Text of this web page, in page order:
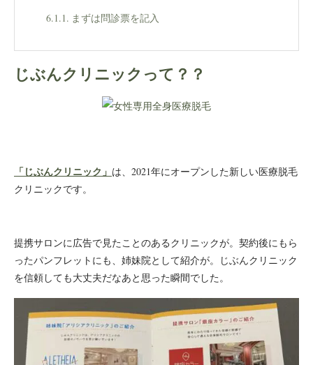
まずは問診票を記入
テスト照射の同意書にサイン
お医者さんの診療と看護師さんによるテスト照
じぶんクリニック、当日に契約決めちゃいました
契約完了しました
友達紹介チケットもあった！
まとめ
じぶんクリニックって？？
「じぶんクリニック」 は、2021年にオープンした新しい医療脱毛
クリニックです。
提携サロンに広告で見たことのあるクリニックが。契約後にもら
ったパンフレットにも、姉妹院として紹介が。じぶんクリニック
を信頼しても大丈夫だなあと思った瞬間でした。